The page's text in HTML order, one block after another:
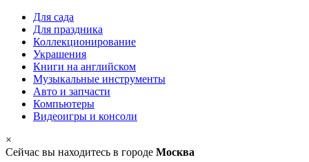
Для сада
Для праздника
Коллекционирование
Украшения
Книги на английском
Музыкальные инструменты
Авто и запчасти
Компьютеры
Видеоигры и консоли
×
Сейчас вы находитесь в городе Москва